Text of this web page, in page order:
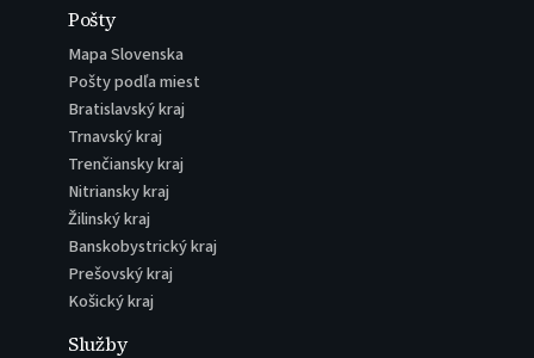
Pošty
Mapa Slovenska
Pošty podľa miest
Bratislavský kraj
Trnavský kraj
Trenčiansky kraj
Nitriansky kraj
Žilinský kraj
Banskobystrický kraj
Prešovský kraj
Košický kraj
Služby